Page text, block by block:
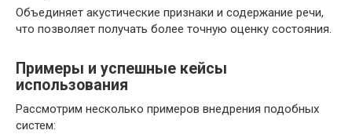
Объединяет акустические признаки и содержание речи,
что позволяет получать более точную оценку состояния.
Примеры и успешные кейсы
использования
Рассмотрим несколько примеров внедрения подобных
систем: